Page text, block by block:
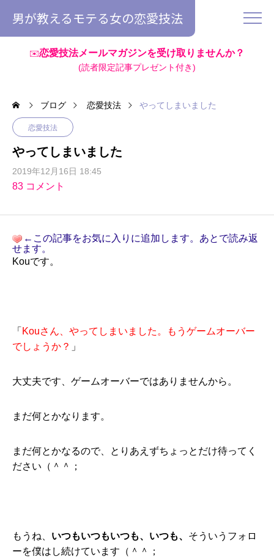
男が教えるモテる女の恋愛技法
✉️恋愛技法メールマガジンを受け取りませんか？
(読者限定記事プレゼント付き)
ブログ 恋愛技法 やってしまいました
恋愛技法
やってしまいました
2019年12月16日 18:45
83 コメント
←この記事をお気に入りに追加します。あとで読み返
せます。
Kouです。
「 Kouさん、やってしまいました。もうゲームオーバー
でしょうか？ 」
大丈夫です、ゲームオーバーではありませんから。
まだ何とかなります。
まだ何とかなるので、とりあえずちょっとだけ待ってく
ださい（＾＾；
もうね、 いつもいつもいつも、いつも、 そういうフォロ
ーを僕はし続けています（＾＾；